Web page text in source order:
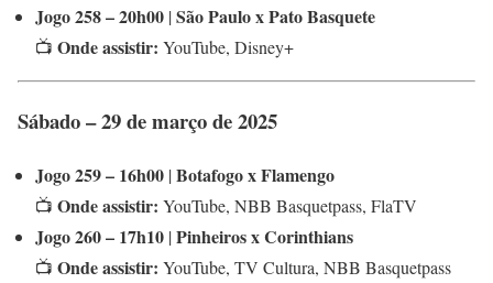
Jogo 258 – 20h00 |São Paulo x Pato Basquete
📺 Onde assistir: YouTube, Disney+
Sábado – 29 de março de 2025
Jogo 259 – 16h00 |Botafogo x Flamengo
📺 Onde assistir: YouTube, NBB Basquetpass, FlaTV
Jogo 260 – 17h10 |Pinheiros x Corinthians
📺 Onde assistir: YouTube, TV Cultura, NBB Basquetpass